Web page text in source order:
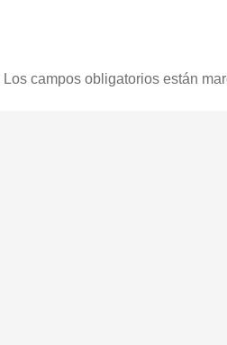
Los campos obligatorios están